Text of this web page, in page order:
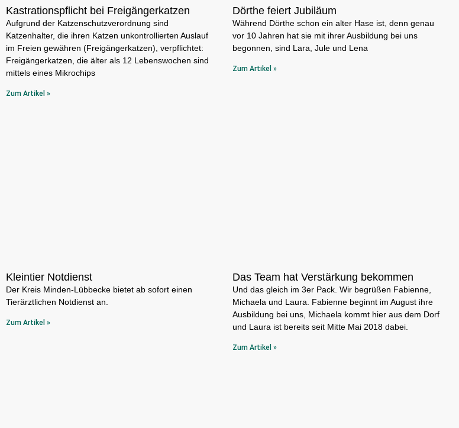
Kastrationspflicht bei Freigängerkatzen
Aufgrund der Katzenschutzverordnung sind
Katzenhalter, die ihren Katzen unkontrollierten Auslauf
im Freien gewähren (Freigängerkatzen), verpflichtet:
Freigängerkatzen, die älter als 12 Lebenswochen sind
mittels eines Mikrochips
Zum Artikel »
Dörthe feiert Jubiläum
Während Dörthe schon ein alter Hase ist, denn genau
vor 10 Jahren hat sie mit ihrer Ausbildung bei uns
begonnen, sind Lara, Jule und Lena
Zum Artikel »
Kleintier Notdienst
Der Kreis Minden-Lübbecke bietet ab sofort einen
Tierärztlichen Notdienst an.
Zum Artikel »
Das Team hat Verstärkung bekommen
Und das gleich im 3er Pack. Wir begrüßen Fabienne,
Michaela und Laura. Fabienne beginnt im August ihre
Ausbildung bei uns, Michaela kommt hier aus dem Dorf
und Laura ist bereits seit Mitte Mai 2018 dabei.
Zum Artikel »